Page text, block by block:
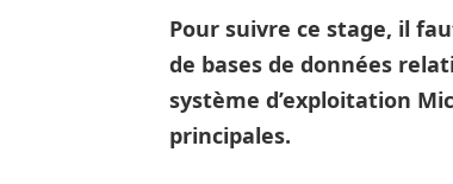
Pour suivre ce stage, il
de bases de données
système d’exploitation
principales.